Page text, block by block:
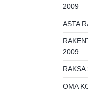
2009
ASTA
2009
RAKSA
OMA